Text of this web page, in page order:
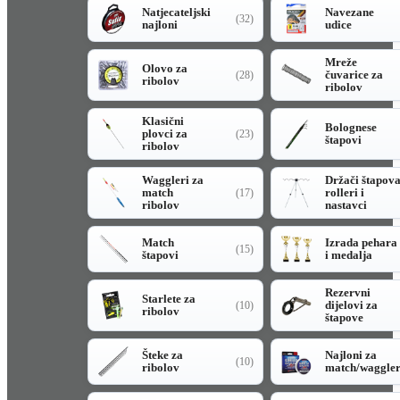
Natjecateljski
najloni
(32)
Navezane
udice
Olovo za
ribolov
(28)
Mreže
čuvarice za
ribolov
Klasični
plovci za
ribolov
(23)
Bolognese
štapovi
Waggleri za
match
ribolov
(17)
Držači štapova
rolleri i
nastavci
Match
štapovi
(15)
Izrada pehara
i medalja
Starlete za
ribolov
(10)
Rezervni
dijelovi za
štapove
Šteke za
ribolov
(10)
Najloni za
match/waggler